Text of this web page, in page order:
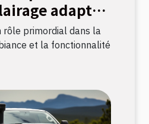
adapté
rôle primordial dans la
et la fonctionnalité